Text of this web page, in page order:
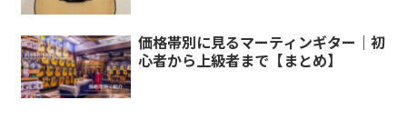
価格帯別に見るマーティンギター｜初
心者から上級者まで【まとめ】